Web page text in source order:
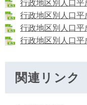
行政地区別人口
行政地区別人口
行政地区別人口
行政地区別人口
関連リンク